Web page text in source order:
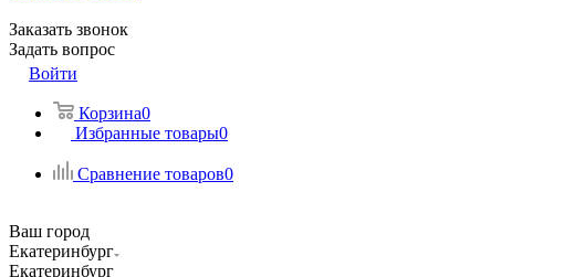
Заказать звонок
Задать вопрос
Войти
Корзина0
Избранные товары0
Сравнение товаров0
Ваш город
Екатеринбург
Екатеринбург